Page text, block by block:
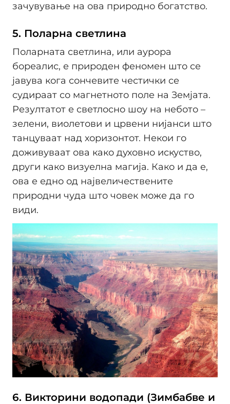
зачувување на ова природно богатство.
5. Поларна светлина
Поларната светлина, или аурора
бореалис, е природен феномен што се
јавува кога сончевите честички се
судираат со магнетното поле на Земјата.
Резултатот е светлосно шоу на небото –
зелени, виолетови и црвени нијанси што
танцуваат над хоризонтот. Некои го
доживуваат ова како духовно искуство,
други како визуелна магија. Како и да е,
ова е едно од највеличествените
природни чуда што човек може да го
види.
6. Викторини водопади (Зимбабве и